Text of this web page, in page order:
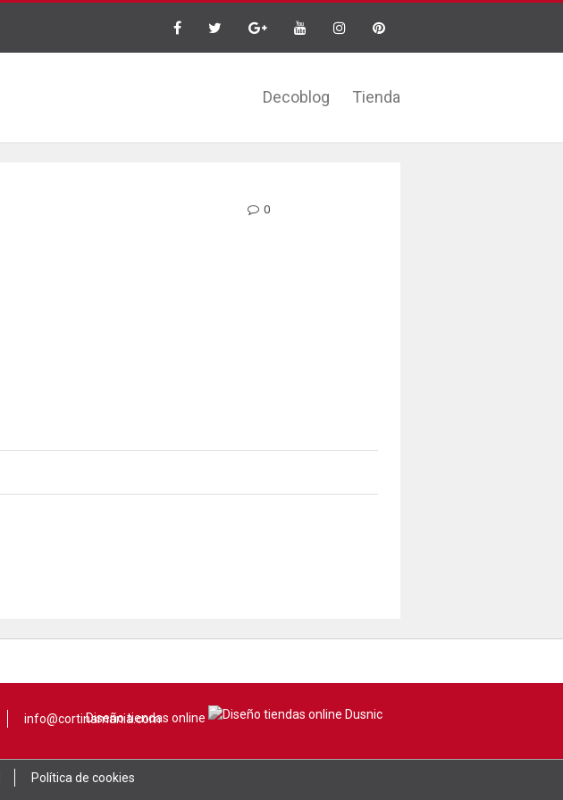
Decoblog Tienda
0
info@cortinamania.com
Diseño tiendas online
Política de cookies